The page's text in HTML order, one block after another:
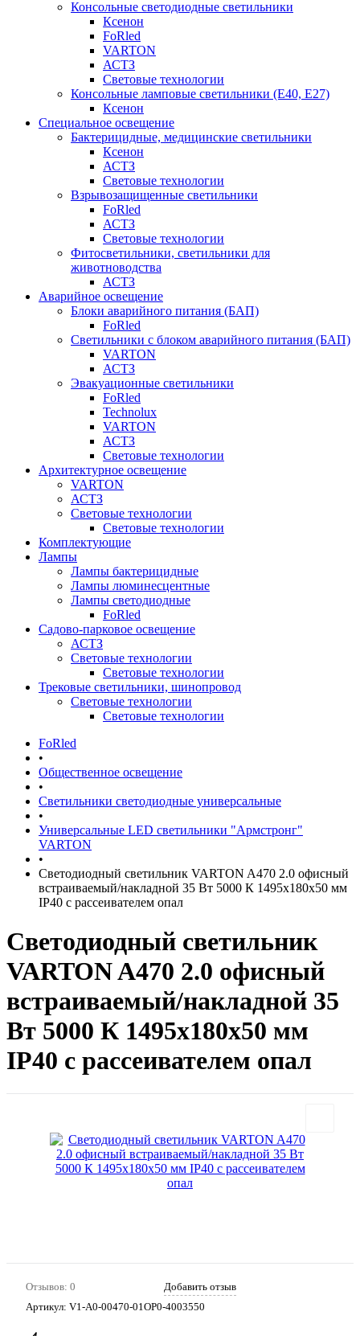
Консольные светодиодные светильники
Ксенон
FoRled
VARTON
АСТЗ
Световые технологии
Консольные ламповые светильники (Е40, Е27)
Ксенон
Специальное освещение
Бактерицидные, медицинские светильники
Ксенон
АСТЗ
Световые технологии
Взрывозащищенные светильники
FoRled
АСТЗ
Световые технологии
Фитосветильники, светильники для
животноводства
АСТЗ
Аварийное освещение
Блоки аварийного питания (БАП)
FoRled
Светильники с блоком аварийного питания (БАП)
VARTON
АСТЗ
Эвакуационные светильники
FoRled
Technolux
VARTON
АСТЗ
Световые технологии
Архитектурное освещение
VARTON
АСТЗ
Световые технологии
Световые технологии
Комплектующие
Лампы
Лампы бактерицидные
Лампы люминесцентные
Лампы светодиодные
FoRled
Садово-парковое освещение
АСТЗ
Световые технологии
Световые технологии
Трековые светильники, шинопровод
Световые технологии
Световые технологии
FoRled
•
Общественное освещение
•
Светильники светодиодные универсальные
•
Универсальные LED светильники "Армстронг"
VARTON
•
Светодиодный светильник VARTON A470 2.0 офисный
встраиваемый/накладной 35 Вт 5000 К 1495x180x50 мм
IP40 с рассеивателем опал
Светодиодный светильник
VARTON A470 2.0 офисный
встраиваемый/накладной 35
Вт 5000 К 1495x180x50 мм
IP40 с рассеивателем опал
Отзывов: 0
Добавить отзыв
Артикул: V1-A0-00470-01OP0-4003550